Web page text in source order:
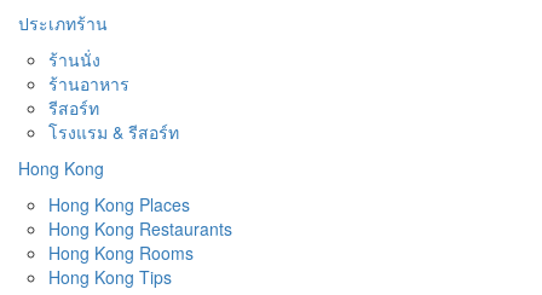
ประเภทร้าน
ร้านนั่ง
ร้านอาหาร
รีสอร์ท
โรงแรม & รีสอร์ท
Hong Kong
Hong Kong Places
Hong Kong Restaurants
Hong Kong Rooms
Hong Kong Tips